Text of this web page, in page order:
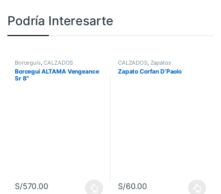
Podría Interesarte
Borceguís,CALZADOS
Borceguí ALTAMA Vengeance
Sr 8″
S/570.00
CALZADOS, Zapatos
Zapato Corfan D’Paolo
S/60.00